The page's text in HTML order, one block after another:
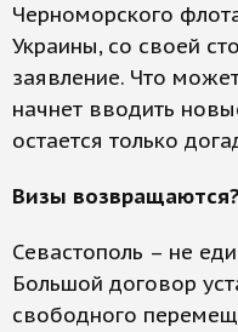
Черноморского
Украины, со своей
заявление. Что
начнет вводить
остается только
Визы возвращаются?
Севастополь – не
Большой договор
свободного